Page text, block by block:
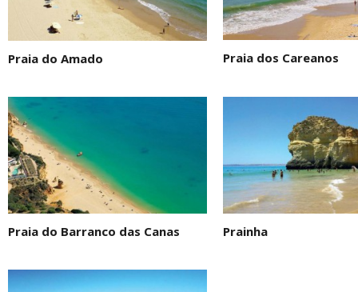
Praia do Amado Praia dos Careanos
Praia do Barranco das Canas Prainha